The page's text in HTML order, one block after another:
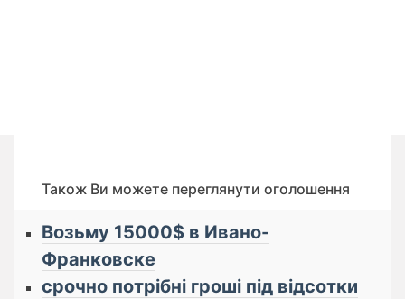
Також Ви можете переглянути оголошення
Возьму 15000$ в Ивано-
Франковске
срочно потрібні гроші під відсотки